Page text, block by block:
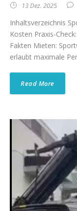
13 Dez. 2025
Inhaltsverzeichnis
Kosten Praxis-
Fakten Mieten:
erlaubt maximale
Read More